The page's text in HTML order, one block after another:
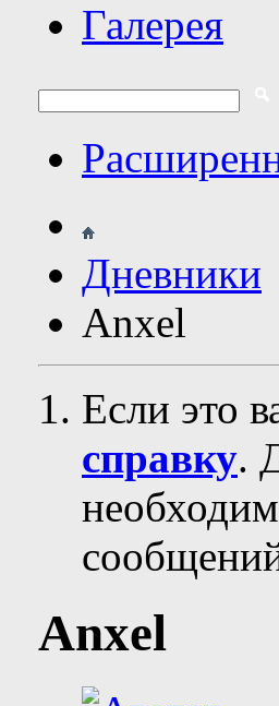
Галерея
Дневники
Anxel
Если это
справку.
Anxel